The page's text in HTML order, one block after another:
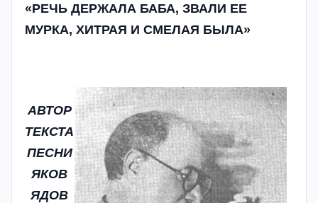
«РЕЧЬ ДЕРЖАЛА БАБА, ЗВАЛИ ЕЕ
МУРКА, ХИТРАЯ И СМЕЛАЯ БЫЛА»
АВТОР
ТЕКСТА
ПЕСНИ
ЯКОВ
ЯДОВ